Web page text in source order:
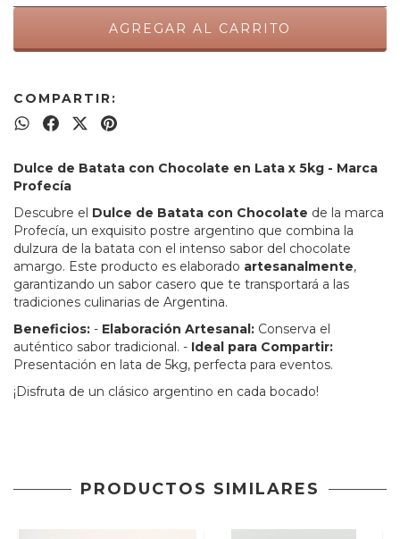
COMPARTIR:
Dulce de Batata con Chocolate en Lata x 5kg - Marca
Profecía
Descubre el Dulce de Batata con Chocolate de la marca
Profecía, un exquisito postre argentino que combina la
dulzura de la batata con el intenso sabor del chocolate
amargo. Este producto es elaborado artesanalmente,
garantizando un sabor casero que te transportará a las
tradiciones culinarias de Argentina.
Beneficios: - Elaboración Artesanal: Conserva el
auténtico sabor tradicional. - Ideal para Compartir:
Presentación en lata de 5kg, perfecta para eventos.
¡Disfruta de un clásico argentino en cada bocado!
PRODUCTOS SIMILARES